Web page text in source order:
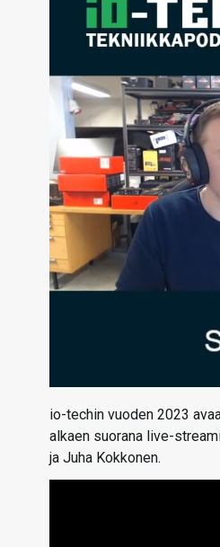
io-techin vuoden 2023
alkaen suorana live-
ja Juha Kokkonen.